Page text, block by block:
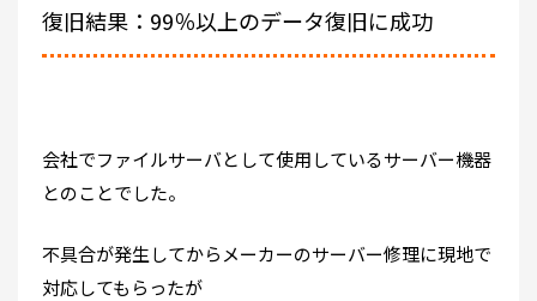
復旧結果：99％以上のデータ復旧に成功
会社でファイルサーバとして使用しているサーバー機器
とのことでした。
不具合が発生してからメーカーのサーバー修理に現地で
対応してもらったが